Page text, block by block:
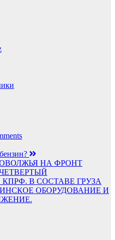
ПОВОЛЖЬЯ НА ФРОНТ
В СОСТАВЕ ГРУЗА
ОБОРУДОВАНИЕ И